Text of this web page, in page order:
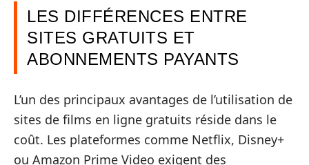
LES DIFFÉRENCES ENTRE
SITES GRATUITS ET
ABONNEMENTS PAYANTS
L’un des principaux avantages de l’utilisation de
sites de films en ligne gratuits réside dans le
coût. Les plateformes comme Netflix, Disney+
ou Amazon Prime Video exigent des